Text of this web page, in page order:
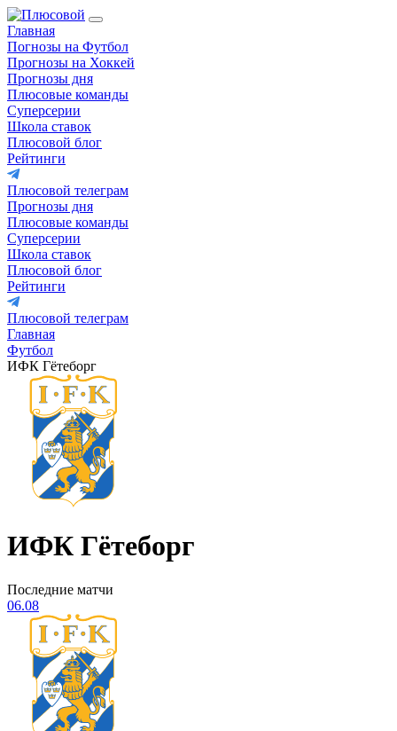
Главная
Погнозы на Футбол
Прогнозы на Хоккей
Прогнозы дня
Плюсовые команды
Суперсерии
Школа ставок
Плюсовой блог
Рейтинги
Плюсовой телеграм
Прогнозы дня
Плюсовые команды
Суперсерии
Школа ставок
Плюсовой блог
Рейтинги
Плюсовой телеграм
Главная
Футбол
ИФК Гётеборг
ИФК Гётеборг
Последние матчи
06.08